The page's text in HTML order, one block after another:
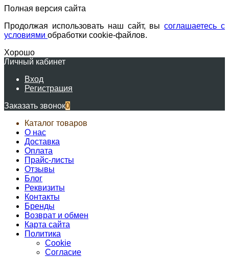
Полная версия сайта
Продолжая использовать наш сайт, высоглашаетесь с
условиями обработки cookie-файлов.
Хорошо
Личный кабинет
Вход
Регистрация
Заказать звонок0
Каталог товаров
О нас
Доставка
Оплата
Прайс-листы
Отзывы
Блог
Реквизиты
Контакты
Бренды
Возврат и обмен
Карта сайта
Политика
Cookie
Согласие